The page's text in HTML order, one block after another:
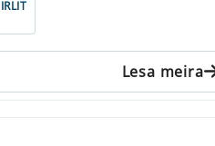
Lesa meira